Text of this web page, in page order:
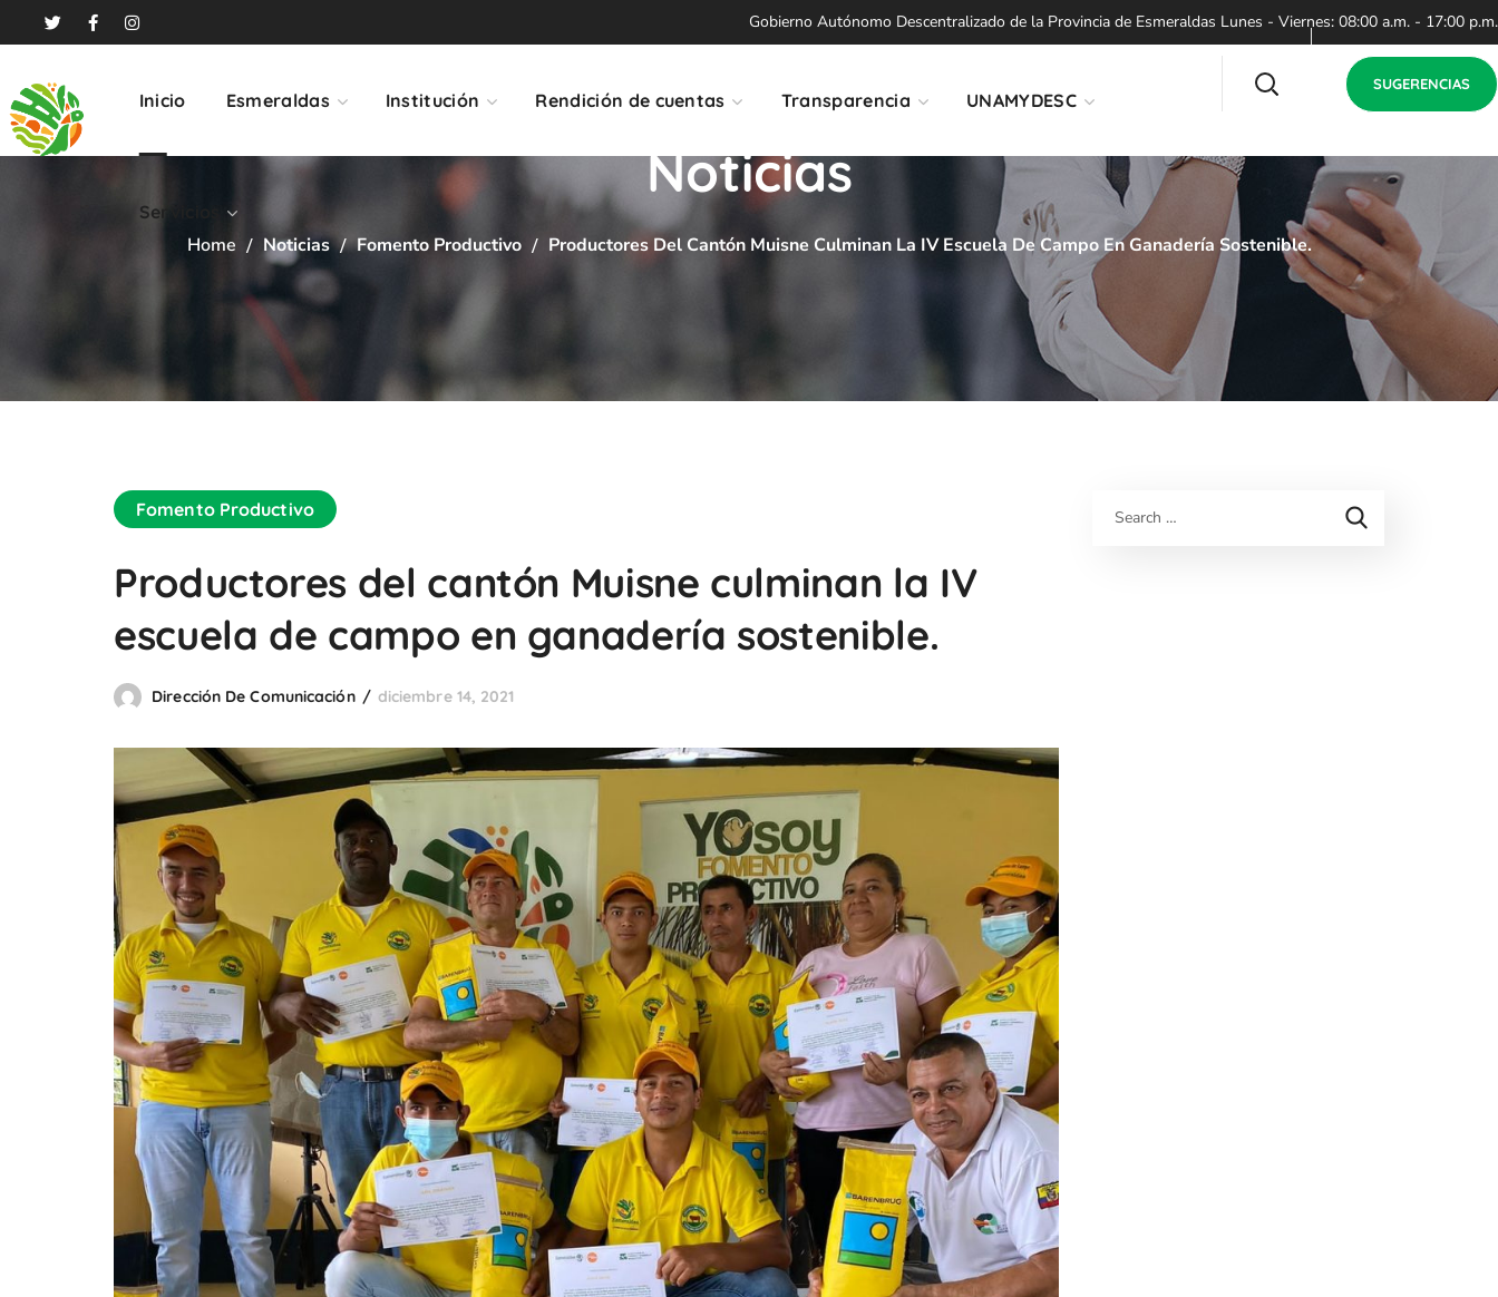
Gobierno Autónomo Descentralizado de la Provincia de Esmeraldas Lunes - Viernes: 08:00 a.m. - 17:00 p.m.
Inicio Esmeraldas Institución Rendición de cuentas Transparencia UNAMYDESC
Servicios
SUGERENCIAS
Noticias
Home Noticias Fomento Productivo Productores Del Cantón Muisne Culminan La IV Escuela De Campo En Ganadería Sostenible.
Fomento Productivo
Productores del cantón Muisne culminan la IV
escuela de campo en ganadería sostenible.
Dirección De Comunicación diciembre 14, 2021